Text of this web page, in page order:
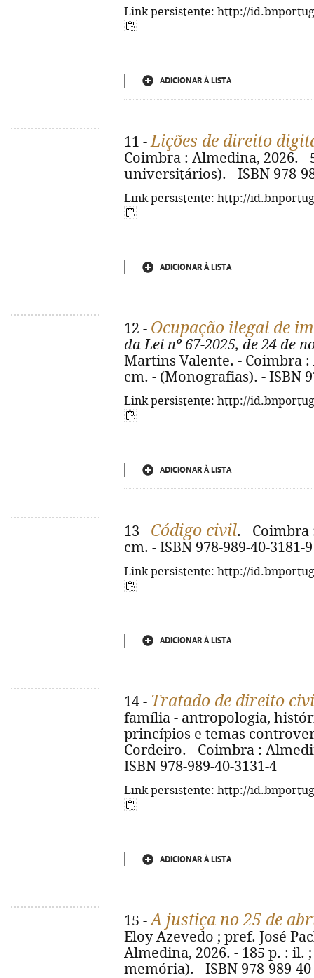
Link persistente: http://
ADICIONAR À LISTA
11 -Lições de direito
Coimbra : Almedina, 2026. -
universitários). - ISBN 978-
Link persistente: http://
ADICIONAR À LISTA
12 - Ocupação ilegal de
da Lei nº 67-2025, de 24 de
Martins Valente. - Coimbra :
cm. - (Monografias). - ISBN
Link persistente: http://
ADICIONAR À LISTA
13 - Código civil. - Coimbra
cm. - ISBN 978-989-40-3181-9
Link persistente: http://
ADICIONAR À LISTA
14 - Tratado de direito
família - antropologia,
princípios e temas
Cordeiro. - Coimbra :
ISBN 978-989-40-3131-4
Link persistente: http://
ADICIONAR À LISTA
15 -A justiça no 25 de
Eloy Azevedo ; pref. José
Almedina, 2026. - 185 p. : il.
memória). - ISBN 978-989-